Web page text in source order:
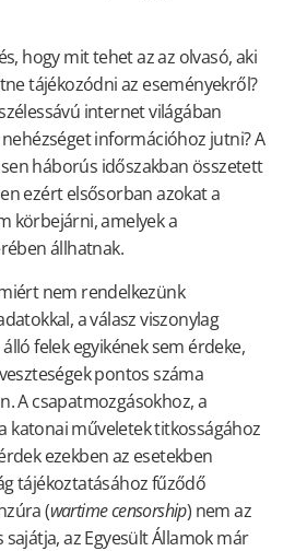
hogy mit tehet az az olvasó, aki
tájékozódni az eseményekről?
internet világában
információhoz jutni? A
háborús időszakban összetett
ezért elsősorban azokat a
körbejárni, amelyek a
állhatnak.
nem rendelkezünk
a válasz viszonylag
felek egyikének sem érdeke,
pontos száma
A csapatmozgásokhoz, a
katonai műveletek titkosságához
ezekben az esetekben
tájékoztatásához fűződő
(wartime censorship) nem az
az Egyesült Államok már